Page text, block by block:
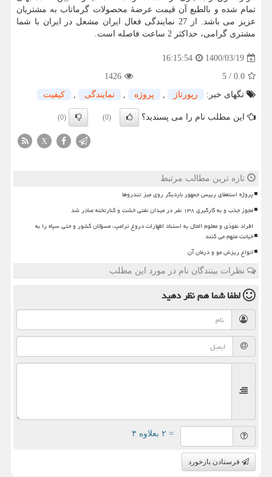
تمام شده و بالطبع آن قیمت عرضۀ محصولات گرماتاب به مشتریان
عزیز می باشد. از 27 نمایندگی فعال ایران مشعل در ایران با شما
مشتری گرامی، حداکثر 2 ساعت فاصله است.
1400/03/19
16:15:54
0.0
/
5
1426
تگهای خبر:
رپورتاژ , پروژه , نمایندگی , كیفیت
این مطلب نام را می پسندید؟ (0)
(0)
X
تازه ترین مطالب مرتبط
پروژه استعفای رییس جمهور باردیگر روی میز تندروها
مجوز جذب و به کارگیری ۱۳۸ نفر در میدان نفتی خشت و کنارتخته صادر شد
افراد نفوذی و معلوم الحال به استناد اظهارات دروغ ترامپ، مسؤلان کشور و حتی سپاه را به
خیانت متهم می کنند
انواع ریزش مو و درمان آن
نظرات بینندگان نام در مورد این مطلب
لطفا شما همنظر دهید
= ۲ بعلاوه ۳
فرستادن بازخورد